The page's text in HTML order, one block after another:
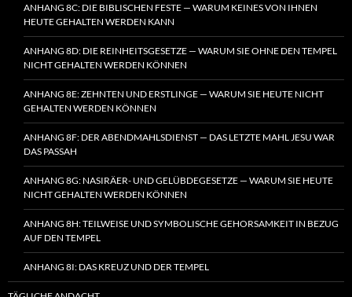
ANHANG 8C: DIE BIBLISCHEN FESTE — WARUM KEINES VON IHNEN
HEUTE GEHALTEN WERDEN KANN
ANHANG 8D: DIE REINHEITSGESETZE — WARUM SIE OHNE DEN TEMPEL
NICHT GEHALTEN WERDEN KÖNNEN
ANHANG 8E: ZEHNTEN UND ERSTLINGE — WARUM SIE HEUTE NICHT
GEHALTEN WERDEN KÖNNEN
ANHANG 8F: DER ABENDMAHLSDIENST — DAS LETZTE MAHL JESU WAR
DAS PASSAH
ANHANG 8G: NASIRÄER- UND GELÜBDEGESETZE — WARUM SIE HEUTE
NICHT GEHALTEN WERDEN KÖNNEN
ANHANG 8H: TEILWEISE UND SYMBOLISCHE GEHORSAMKEIT IN BEZUG
AUF DEN TEMPEL
ANHANG 8I: DAS KREUZ UND DER TEMPEL